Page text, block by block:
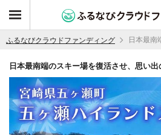
ふるなびクラウドファンディング
日本最南端のスキー場を復活させ、思い